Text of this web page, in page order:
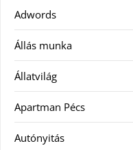
Adwords
Állás munka
Állatvilág
Apartman Pécs
Autónyitás